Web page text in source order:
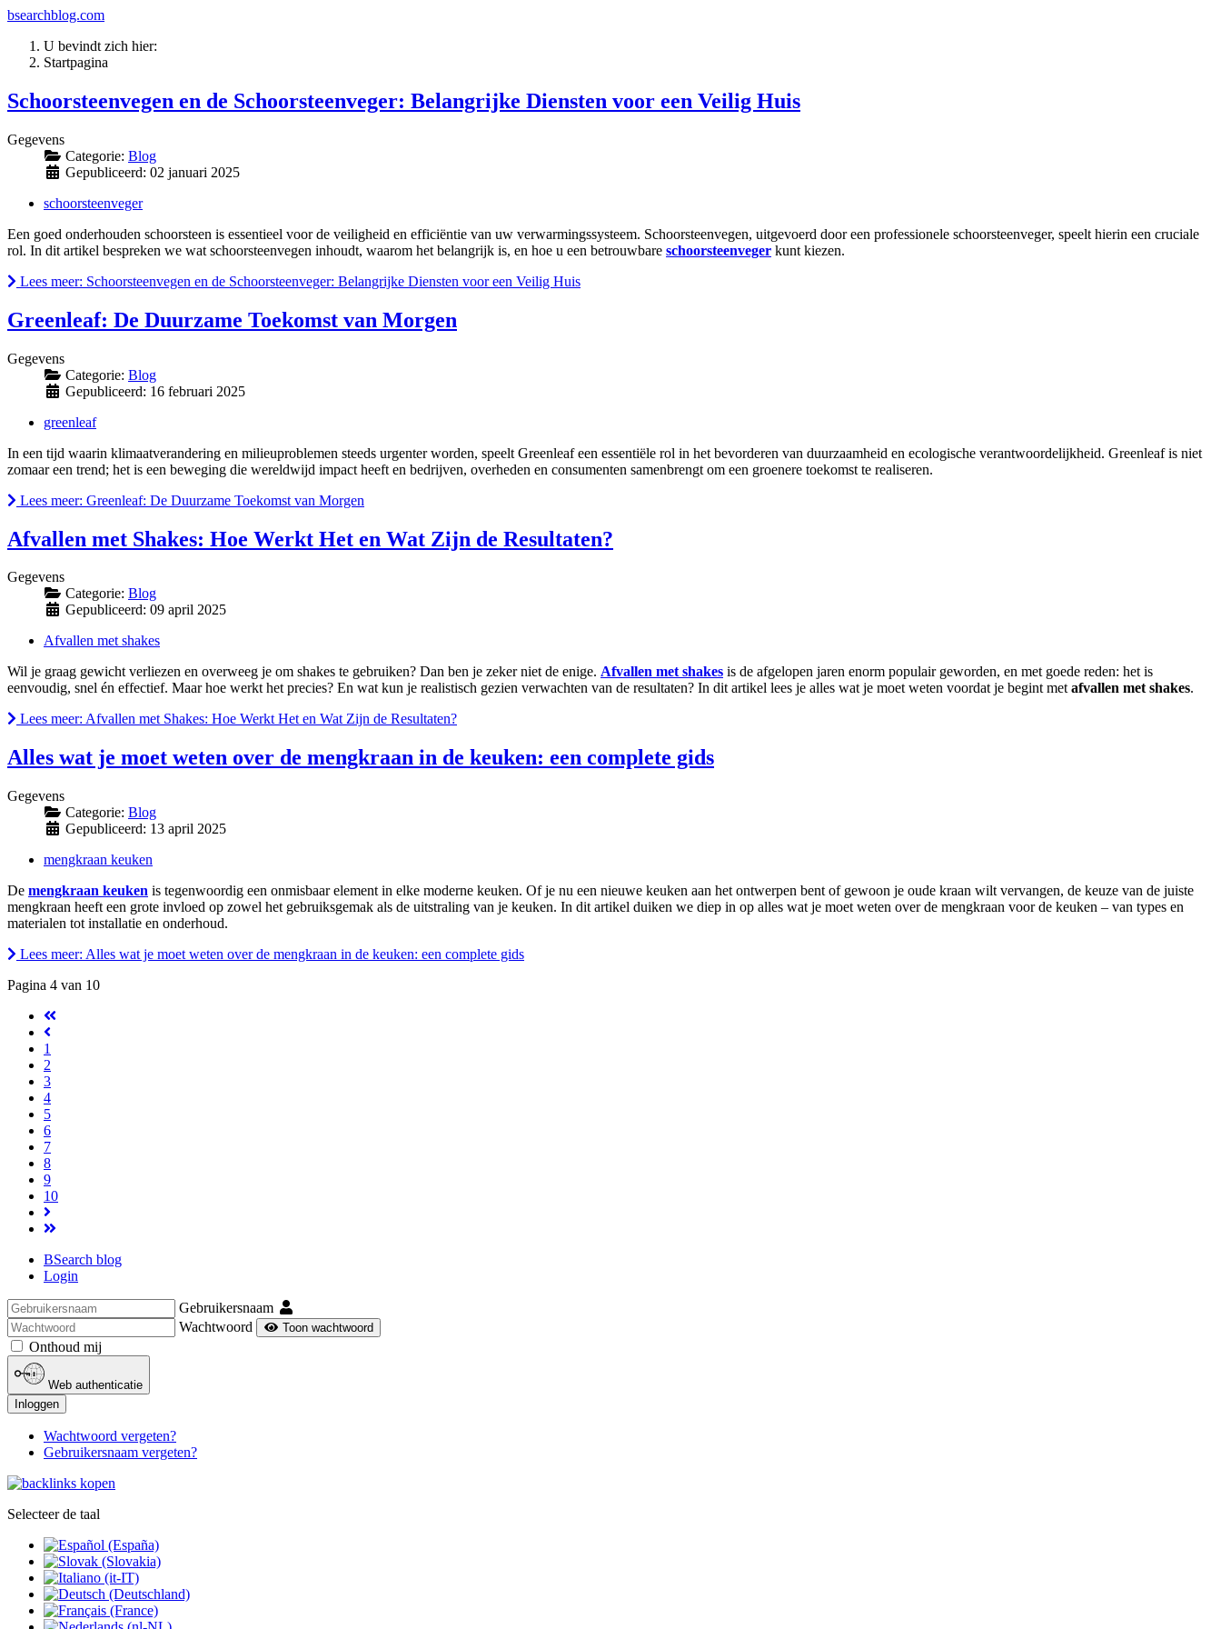
bsearchblog.com
U bevindt zich hier:
Startpagina
Schoorsteenvegen en de Schoorsteenveger: Belangrijke Diensten voor een Veilig Huis
Gegevens
Categorie: Blog
Gepubliceerd: 02 januari 2025
schoorsteenveger
Een goed onderhouden schoorsteen is essentieel voor de veiligheid en efficiëntie van uw verwarmingssysteem. Schoorsteenvegen, uitgevoerd door een professionele schoorsteenveger, speelt hierin een cruciale
rol. In dit artikel bespreken we wat schoorsteenvegen inhoudt, waarom het belangrijk is, en hoe u een betrouwbare schoorsteenveger kunt kiezen.
Lees meer: Schoorsteenvegen en de Schoorsteenveger: Belangrijke Diensten voor een Veilig Huis
Greenleaf: De Duurzame Toekomst van Morgen
Gegevens
Categorie: Blog
Gepubliceerd: 16 februari 2025
greenleaf
In een tijd waarin klimaatverandering en milieuproblemen steeds urgenter worden, speelt Greenleaf een essentiële rol in het bevorderen van duurzaamheid en ecologische verantwoordelijkheid. Greenleaf is niet
zomaar een trend; het is een beweging die wereldwijd impact heeft en bedrijven, overheden en consumenten samenbrengt om een groenere toekomst te realiseren.
Lees meer: Greenleaf: De Duurzame Toekomst van Morgen
Afvallen met Shakes: Hoe Werkt Het en Wat Zijn de Resultaten?
Gegevens
Categorie: Blog
Gepubliceerd: 09 april 2025
Afvallen met shakes
Wil je graag gewicht verliezen en overweeg je om shakes te gebruiken? Dan ben je zeker niet de enige. Afvallen met shakes is de afgelopen jaren enorm populair geworden, en met goede reden: het is
eenvoudig, snel én effectief. Maar hoe werkt het precies? En wat kun je realistisch gezien verwachten van de resultaten? In dit artikel lees je alles wat je moet weten voordat je begint metafvallen met shakes.
Lees meer: Afvallen met Shakes: Hoe Werkt Het en Wat Zijn de Resultaten?
Alles wat je moet weten over de mengkraan in de keuken: een complete gids
Gegevens
Categorie: Blog
Gepubliceerd: 13 april 2025
mengkraan keuken
De mengkraan keuken is tegenwoordig een onmisbaar element in elke moderne keuken. Of je nu een nieuwe keuken aan het ontwerpen bent of gewoon je oude kraan wilt vervangen, de keuze van de juiste
mengkraan heeft een grote invloed op zowel het gebruiksgemak als de uitstraling van je keuken. In dit artikel duiken we diep in op alles wat je moet weten over de mengkraan voor de keuken – van types en
materialen tot installatie en onderhoud.
Lees meer: Alles wat je moet weten over de mengkraan in de keuken: een complete gids
Pagina 4 van 10
1
2
3
4
5
6
7
8
9
10
BSearch blog
Login
Gebruikersnaam
Wachtwoord
Toon wachtwoord
Onthoud mij
Web authenticatie
Inloggen
Wachtwoord vergeten?
Gebruikersnaam vergeten?
Selecteer de taal